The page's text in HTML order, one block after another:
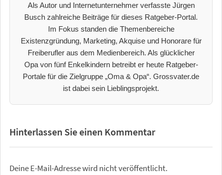
Als Autor und Internetunternehmer verfasste Jürgen
Busch zahlreiche Beiträge für dieses Ratgeber-Portal.
Im Fokus standen die Themenbereiche
Existenzgründung, Marketing, Akquise und Honorare für
Freiberufler aus dem Medienbereich. Als glücklicher
Opa von fünf Enkelkindern betreibt er heute Ratgeber-
Portale für die Zielgruppe „Oma & Opa“. Grossvater.de
ist dabei sein Lieblingsprojekt.
Hinterlassen Sie einen Kommentar
Deine E-Mail-Adresse wird nicht veröffentlicht.